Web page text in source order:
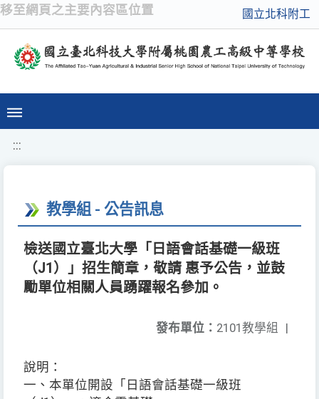
移至網頁之主要內容區位置 國立北科附工
:::
教學組 - 公告訊息
檢送國立臺北大學「日語會話基礎一級班
（J1）」招生簡章，敬請 惠予公告，並鼓
勵單位相關人員踴躍報名參加。
發布單位： 2101教學組 |
說明：
一、本單位開設「日語會話基礎一級班